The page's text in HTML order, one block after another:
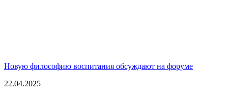
Новую философию воспитания обсуждают на форуме
22.04.2025